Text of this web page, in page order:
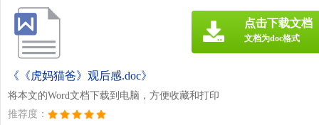
《《虎妈猫爸》观后感.doc》
将本文的Word文档下载到电脑，方便收藏和打印
推荐度：
点击下载文档
文档为doc格式